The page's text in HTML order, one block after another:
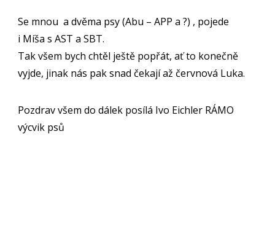
Se mnou a dvěma psy (Abu – APP a ?) , pojede
i Míša s AST a SBT.
Tak všem bych chtěl ještě popřát, ať to konečně
vyjde, jinak nás pak snad čekají až červnová Luka.
Pozdrav všem do dálek posílá Ivo Eichler RÁMO
výcvik psů